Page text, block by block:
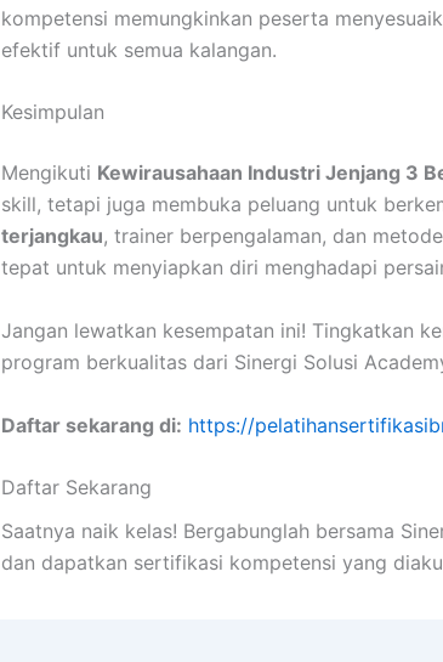
kompetensi memungkinkan peserta
efektif untuk semua kalangan.
Kesimpulan
Mengikuti Kewirausahaan Industri Jenjang 3
skill, tetapi juga membuka peluang untuk
terjangkau, trainer berpengalaman, dan
tepat untuk menyiapkan diri menghadapi
Jangan lewatkan kesempatan ini! Tingkatkan
program berkualitas dari Sinergi Solusi
Daftar sekarang di: https://
Daftar Sekarang
Saatnya naik kelas! Bergabunglah bersama
dan dapatkan sertifikasi kompetensi yang